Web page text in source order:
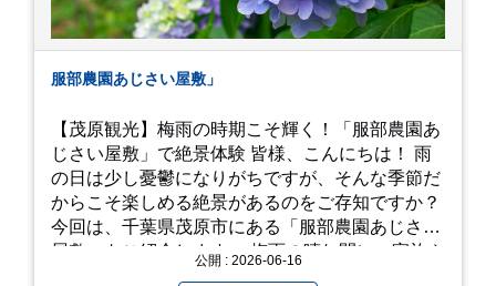
服部農園あじさい屋敷」
【茂原観光】梅雨の時期こそ輝く！「服部農園あ
じさい屋敷」で絶景体験 皆様、こんにちは！ 雨
の日は少し憂鬱になりがちですが、そんな季節だ
からこそ楽しめる絶景があるのをご存知ですか？
今回は、千葉県茂原市にある「服部農園あじさい
屋敷」をご紹介します。 梅雨の晴れ間に、家族や
公開 : 2026-06-16